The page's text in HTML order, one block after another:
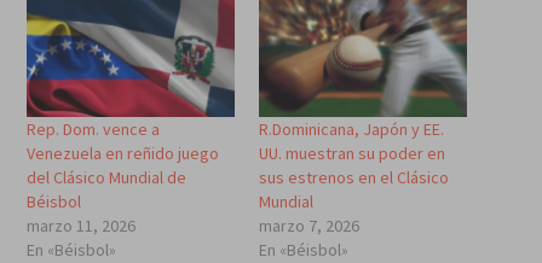
Rep. Dom. vence a
Venezuela en reñido juego
del Clásico Mundial de
Béisbol
marzo 11, 2026
En «Béisbol»
R.Dominicana, Japón y EE.
UU. muestran su poder en
sus estrenos en el Clásico
Mundial
marzo 7, 2026
En «Béisbol»